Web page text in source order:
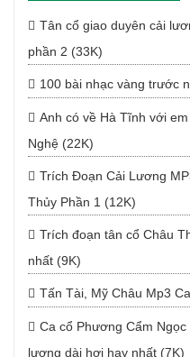
Tân cổ giao duyên cải
phần 2 (33K)
100 bài nhạc vàng trước
Anh có về Hà Tĩnh với
Nghệ (22K)
Trích Đoạn Cải Lương
Thủy Phần 1 (12K)
Trích đoạn tân cổ Châu
nhất (9K)
Tấn Tài, Mỹ Châu Mp3
Ca cổ Phương Cẩm
lương dài hơi hay nhất (7K)